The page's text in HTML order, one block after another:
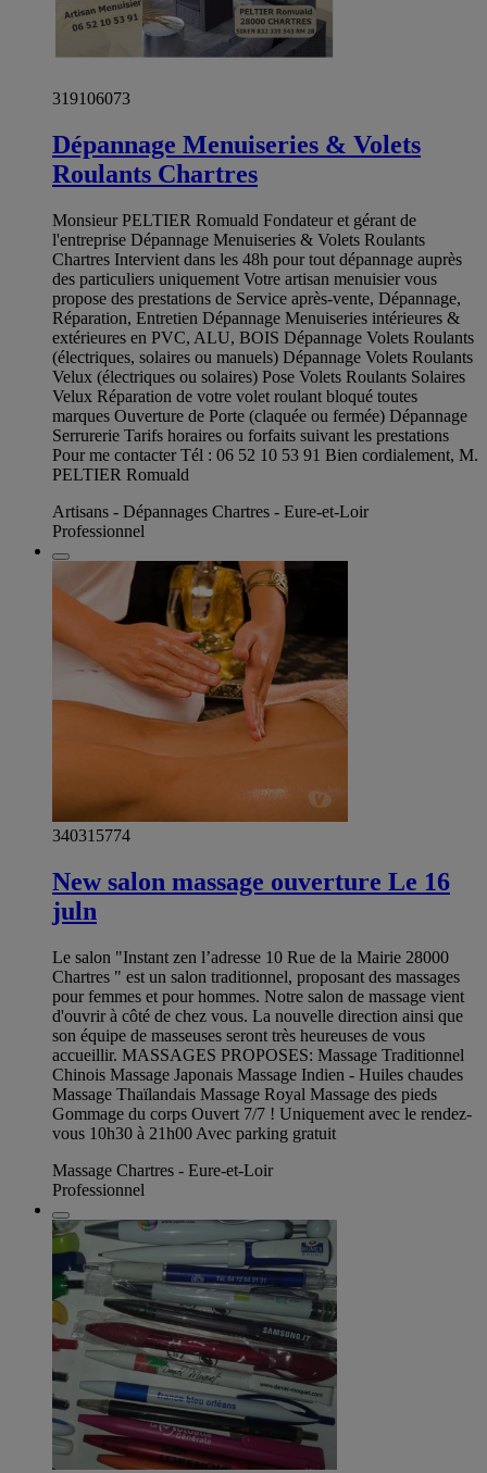
319106073
Dépannage Menuiseries & Volets
Roulants Chartres
Monsieur PELTIER Romuald Fondateur et gérant de
l'entreprise Dépannage Menuiseries & Volets Roulants
Chartres Intervient dans les 48h pour tout dépannage auprès
des particuliers uniquement Votre artisan menuisier vous
propose des prestations de Service après-vente, Dépannage,
Réparation, Entretien Dépannage Menuiseries intérieures &
extérieures en PVC, ALU, BOIS Dépannage Volets Roulants
(électriques, solaires ou manuels) Dépannage Volets Roulants
Velux (électriques ou solaires) Pose Volets Roulants Solaires
Velux Réparation de votre volet roulant bloqué toutes
marques Ouverture de Porte (claquée ou fermée) Dépannage
Serrurerie Tarifs horaires ou forfaits suivant les prestations
Pour me contacter Tél : 06 52 10 53 91 Bien cordialement, M.
PELTIER Romuald
Artisans - Dépannages Chartres - Eure-et-Loir
Professionnel
340315774
New salon massage ouverture Le 16
juln
Le salon "Instant zen l’adresse 10 Rue de la Mairie 28000
Chartres " est un salon traditionnel, proposant des massages
pour femmes et pour hommes. Notre salon de massage vient
d'ouvrir à côté de chez vous. La nouvelle direction ainsi que
son équipe de masseuses seront très heureuses de vous
accueillir. MASSAGES PROPOSES: Massage Traditionnel
Chinois Massage Japonais Massage Indien - Huiles chaudes
Massage Thaïlandais Massage Royal Massage des pieds
Gommage du corps Ouvert 7/7 ! Uniquement avec le rendez-
vous 10h30 à 21h00 Avec parking gratuit
Massage Chartres - Eure-et-Loir
Professionnel